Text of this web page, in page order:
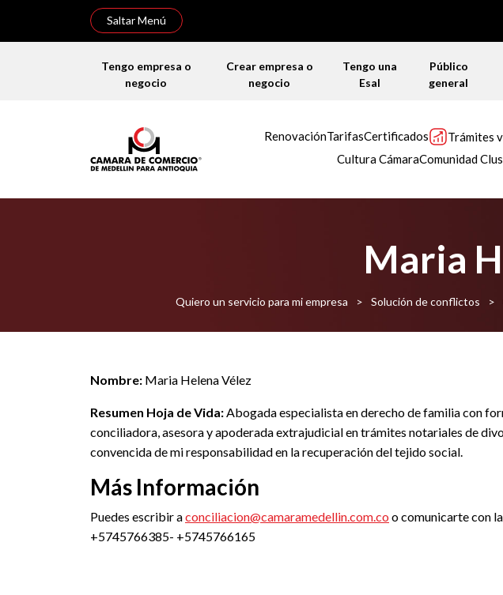
Saltar Menú
Tengo empresa o
negocio
Crear empresa o
negocio
Tengo una
Esal
Público
general
RenovaciónTarifasCertificados Trámites
Cultura CámaraComunidad
Maria
Quiero un servicio para mi empresa > Solución de conflictos >
Nombre: Maria Helena Vélez
Resumen Hoja de Vida:Abogada especialista en derecho de familia con
conciliadora, asesora y apoderada extrajudicial en trámites notariales de
convencida de mi responsabilidad en la recuperación del tejido social.
Más Información
Puedes escribir aconciliacion@camaramedellin.com.co o comunicarte con
+5745766385- +5745766165